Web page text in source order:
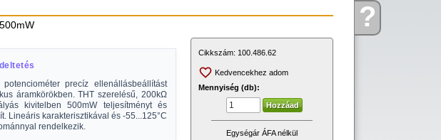
Kérdése?
precíz ellenállásbeállítást
áramkörökben. THT szerelésű, 200kΩ
kivitelben 500mW teljesítményt és
Lineáris karakterisztikával és -55...125°C
rendelkezik.
Cikkszám: 100.486.62
Kedvencekhez adom
Mennyiség (db):
Egységár ÁFA nélkül